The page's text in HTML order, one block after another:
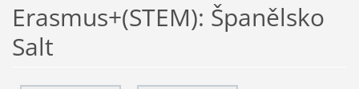
Erasmus+(STEM): Španělsko
Salt